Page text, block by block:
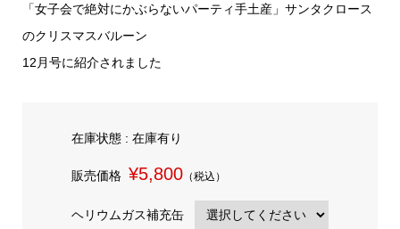
「女子会で絶対にかぶらないパーティ手土産」サンタクロース
のクリスマスバルーン
12月号に紹介されました
在庫状態 : 在庫有り
販売価格 ¥5,800（税込）
ヘリウムガス補充缶